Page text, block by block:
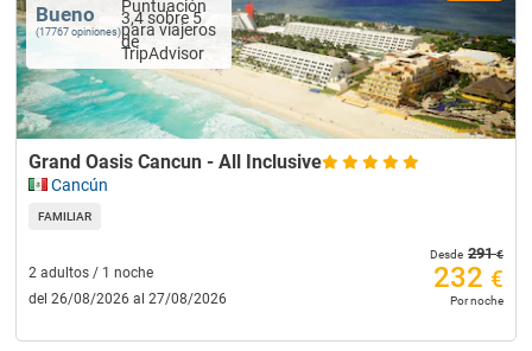
Bueno
(17767 opiniones)
Grand Oasis Cancun - All Inclusive
Cancún
FAMILIAR
2 adultos / 1 noche
del 26/08/2026 al 27/08/2026
Desde 291€
232 €
Por noche